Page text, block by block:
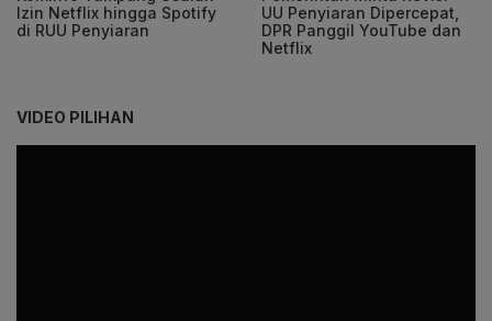
Izin Netflix hingga Spotify
di RUU Penyiaran
UU Penyiaran Dipercepat,
DPR Panggil YouTube dan
Netflix
VIDEO PILIHAN